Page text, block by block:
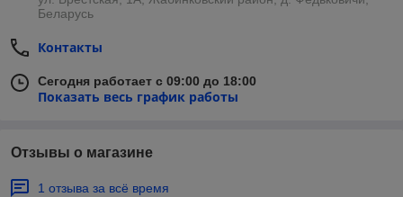
Беларусь
Контакты
Сегодня работает с 09:00 до 18:00
Показать весь график работы
Отзывы о магазине
1 отзыва за всё время